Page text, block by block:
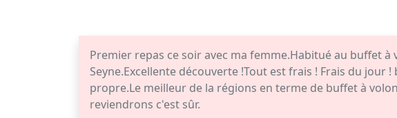
Premier repas ce soir avec ma femme.Habitué au buffet à
Seyne.Excellente découverte !Tout est frais ! Frais du jour
propre.Le meilleur de la régions en terme de buffet à
reviendrons c'est sûr.